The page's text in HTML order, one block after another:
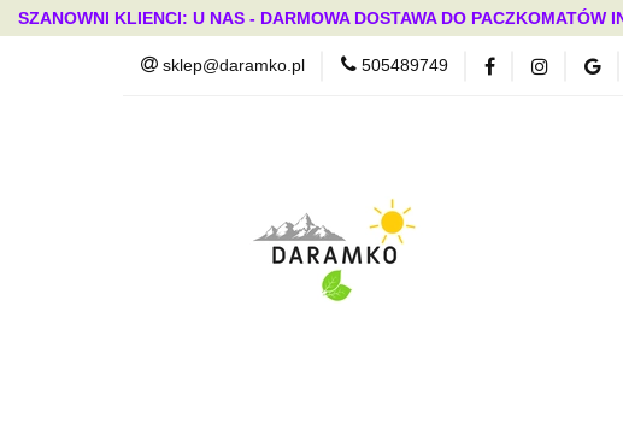
SZANOWNI KLIENCI: U NAS - DARMOWA DOSTAWA DO
sklep@daramko.pl 505489749Nowości